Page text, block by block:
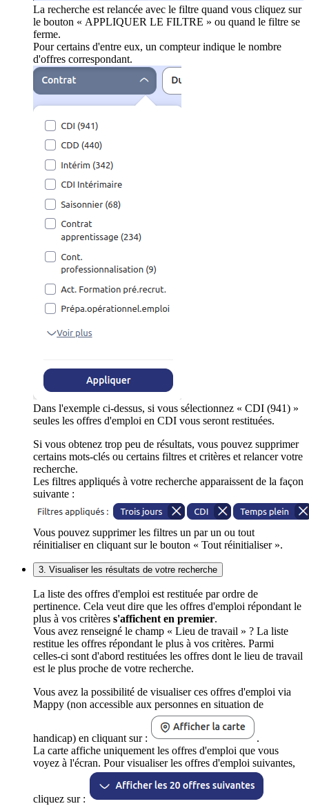
La recherche est relancée avec le filtre quand vous cliquez sur
le bouton « APPLIQUER LE FILTRE » ou quand le filtre se
ferme.
Pour certains d'entre eux, un compteur indique le nombre
d'offres correspondant.
Dans l'exemple ci-dessus, si vous sélectionnez « CDI (941) »
seules les offres d'emploi en CDI vous seront restituées.
Si vous obtenez trop peu de résultats, vous pouvez supprimer
certains mots-clés ou certains filtres et critères et relancer votre
recherche.
Les filtres appliqués à votre recherche apparaissent de la façon
suivante :
Vous pouvez supprimer les filtres un par un ou tout
réinitialiser en cliquant sur le bouton « Tout réinitialiser ».
3. Visualiser les résultats de votre recherche
La liste des offres d'emploi est restituée par ordre de
pertinence. Cela veut dire que les offres d'emploi répondant le
plus à vos critères s'affichent en premier.
Vous avez renseigné le champ « Lieu de travail » ? La liste
restitue les offres répondant le plus à vos critères. Parmi
celles-ci sont d'abord restituées les offres dont le lieu de travail
est le plus proche de votre recherche.
Vous avez la possibilité de visualiser ces offres d'emploi via
Mappy (non accessible aux personnes en situation de
handicap) en cliquant sur :
.
La carte affiche uniquement les offres d'emploi que vous
voyez à l'écran. Pour visualiser les offres d'emploi suivantes,
cliquez sur :